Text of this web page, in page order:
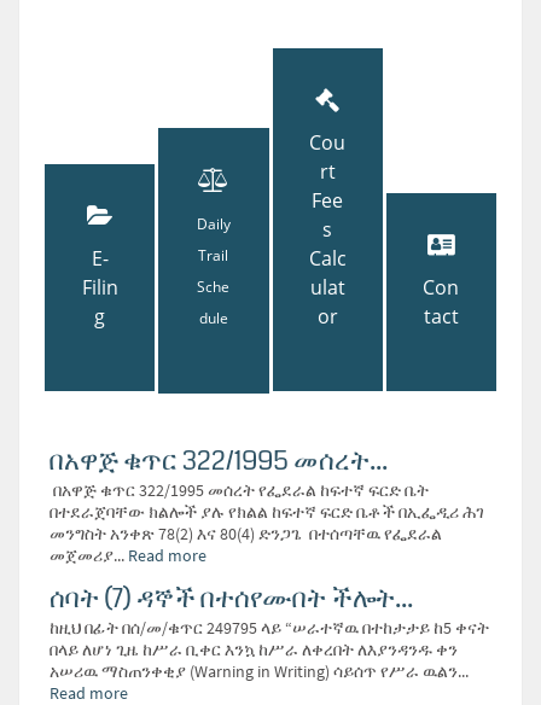
E-
Filin
g
Daily
Trail
Sche
dule
Cou
rt
Fee
s
Calc
ulat
or
Con
tact
በአዋጅ ቁጥር 322/1995 መሰረት...
በአዋጅ ቁጥር 322/1995 መሰረት የፌደራል ከፍተኛ ፍርድ ቤት
በተደራጀባቸው ክልሎች ያሉ የክልል ከፍተኛ ፍርድ ቤቶች በኢፌዲሪ ሕገ
መንግስት አንቀጽ 78(2) እና 80(4) ድንጋጌ በተሰጣቸዉ የፌደራል
መጀመሪያ... Read more
ሰባት (7) ዳኞች በተሰየሙበት ችሎት...
ከዚህ በፊት በሰ/መ/ቁጥር 249795 ላይ “ሠራተኛዉ በተከታታይ ከ5 ቀናት
በላይ ለሆነ ጊዜ ከሥራ ቢቀር እንኳ ከሥራ ለቀረበት ለእያንዳንዱ ቀን
አሠሪዉ ማስጠንቀቂያ (Warning in Writing) ሳይሰጥ የሥራ ዉልን...
Read more